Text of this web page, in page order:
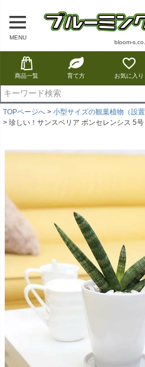
MENU
bloom-
商品一覧 育て方 お気に入り
TOPページへ
小型サイズの観葉植物（設
珍しい！サンスベリア ボンセレンシス 5